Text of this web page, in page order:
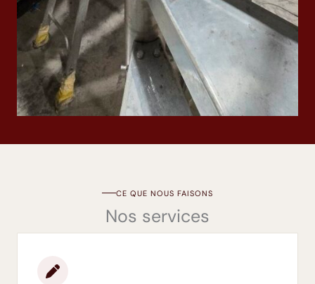
CE QUE NOUS FAISONS
Nos services